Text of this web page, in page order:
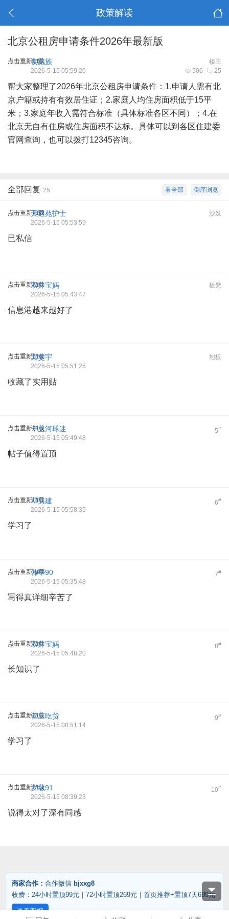
政策解读
北京公租房申请条件2026年最新版
点击重新加载 楼主
夜跑族
506 25
2026-5-15 05:59:20
帮大家整理了2026年北京公租房申请条件：1.申请人需有北
京户籍或持有有效居住证；2.家庭人均住房面积低于15平
米；3.家庭年收入需符合标准（具体标准各区不同）；4.在
北京无自有住房或住房面积不达标。具体可以到各区住建委
官网查询，也可以拨打12345咨询。
倒序浏览
看全部
全部回复 25
点击重新加载 沙发
天通苑护士
2026-5-15 05:53:59
已私信
点击重新加载 板凳
双井宝妈
2026-5-15 05:43:47
信息港越来越好了
点击重新加载 地板
梁雯宇
2026-5-15 05:51:25
收藏了实用贴
点击重新加载 5#
十里河球迷
2026-5-15 05:49:48
帖子值得置顶
点击重新加载 6#
邓昊建
2026-5-15 05:58:35
学习了
点击重新加载 7#
韩平90
2026-5-15 05:35:48
写得真详细辛苦了
点击重新加载 8#
双井宝妈
2026-5-15 05:48:20
长知识了
点击重新加载 9#
管庄吃货
2026-5-15 08:51:14
学习了
点击重新加载 10#
罗敏91
2026-5-15 08:39:23
说得太对了深有同感
商家合作： 合作微信 bjxxg8
收费：24小时置顶99元｜72小时置顶269元｜首页推荐+置顶7天699元
查看明细